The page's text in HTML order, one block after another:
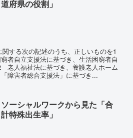
道府県の役割」
する次の記述のうち、正しいものを1
者自立支援法に基づき、生活困窮者自
老人福祉法に基づき、養護老人ホーム
障害者総合支援法」に基づき...
ソーシャルワークから見た「合
計特殊出生率」